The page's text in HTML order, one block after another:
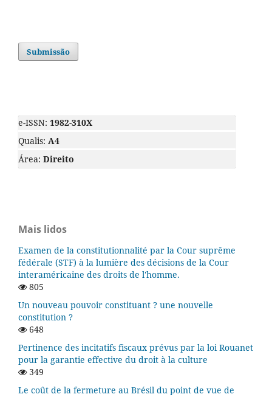
Submissão
e-ISSN: 1982-310X
Qualis: A4
Área: Direito
Mais lidos
Examen de la constitutionnalité par la Cour suprême
fédérale (STF) à la lumière des décisions de la Cour
interaméricaine des droits de l'homme.
805
Un nouveau pouvoir constituant ? une nouvelle
constitution ?
648
Pertinence des incitatifs fiscaux prévus par la loi Rouanet
pour la garantie effective du droit à la culture
349
Le coût de la fermeture au Brésil du point de vue de